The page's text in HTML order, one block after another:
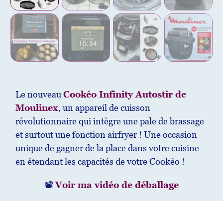
Le nouveau Cookéo Infinity Autostir de
Moulinex, un appareil de cuisson
révolutionnaire qui intègre une pale de brassage
et surtout une fonction airfryer ! Une occasion
unique de gagner de la place dans votre cuisine
en étendant les capacités de votre Cookéo !
📽Voir ma vidéo de déballage